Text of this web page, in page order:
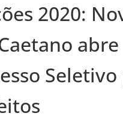
2020:
abre